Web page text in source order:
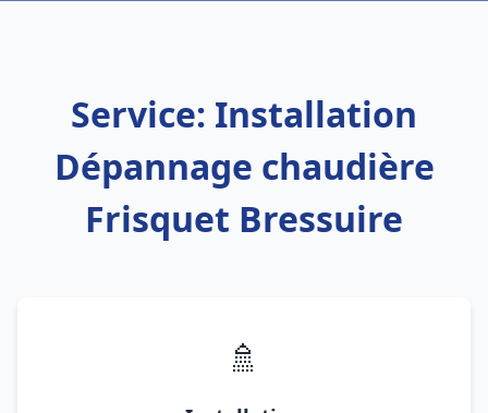
Service: Installation
Dépannage chaudière
Frisquet Bressuire
🚿